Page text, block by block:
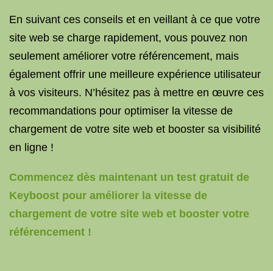
En suivant ces conseils et en veillant à ce que votre
site web se charge rapidement, vous pouvez non
seulement améliorer votre référencement, mais
également offrir une meilleure expérience utilisateur
à vos visiteurs. N’hésitez pas à mettre en œuvre ces
recommandations pour optimiser la vitesse de
chargement de votre site web et booster sa visibilité
en ligne !
Commencez dès maintenant un test gratuit de
Keyboost pour améliorer la vitesse de
chargement de votre site web et booster votre
référencement !